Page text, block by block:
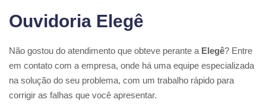
Ouvidoria Elegê
Não gostou do atendimento que obteve perante a Elegê? Entre
em contato com a empresa, onde há uma equipe especializada
na solução do seu problema, com um trabalho rápido para
corrigir as falhas que você apresentar.